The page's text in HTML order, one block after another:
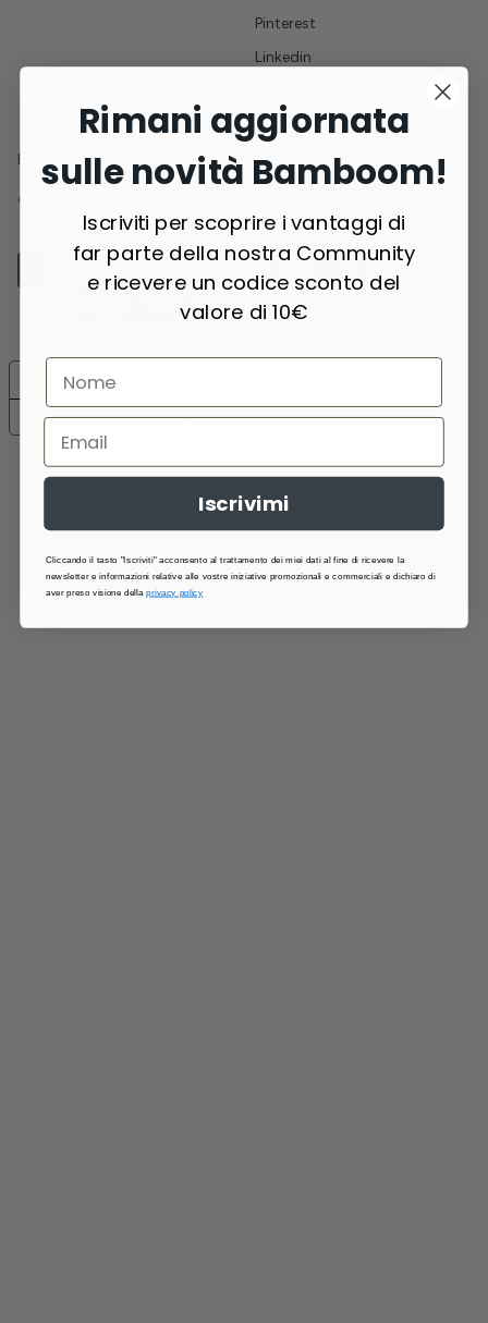
Pinterest
Linkedin
EUR
© 2026 Bamboom - All right reserved - PIVA 10756900014
Informativa sulla raccolta
Le tue preferenze relative alla privacy
Rimani aggiornata
sulle novità Bamboom!
Iscriviti per scoprire i vantaggi di
far parte della nostra Community
e ricevere un codice sconto del
valore di 10€
Iscrivimi
Cliccando il tasto "Iscriviti" acconsento al trattamento dei miei dati al fine di ricevere la
newsletter e informazioni relative alle vostre iniziative promozionali e commerciali e dichiaro di
aver preso visione dellaprivacy policy